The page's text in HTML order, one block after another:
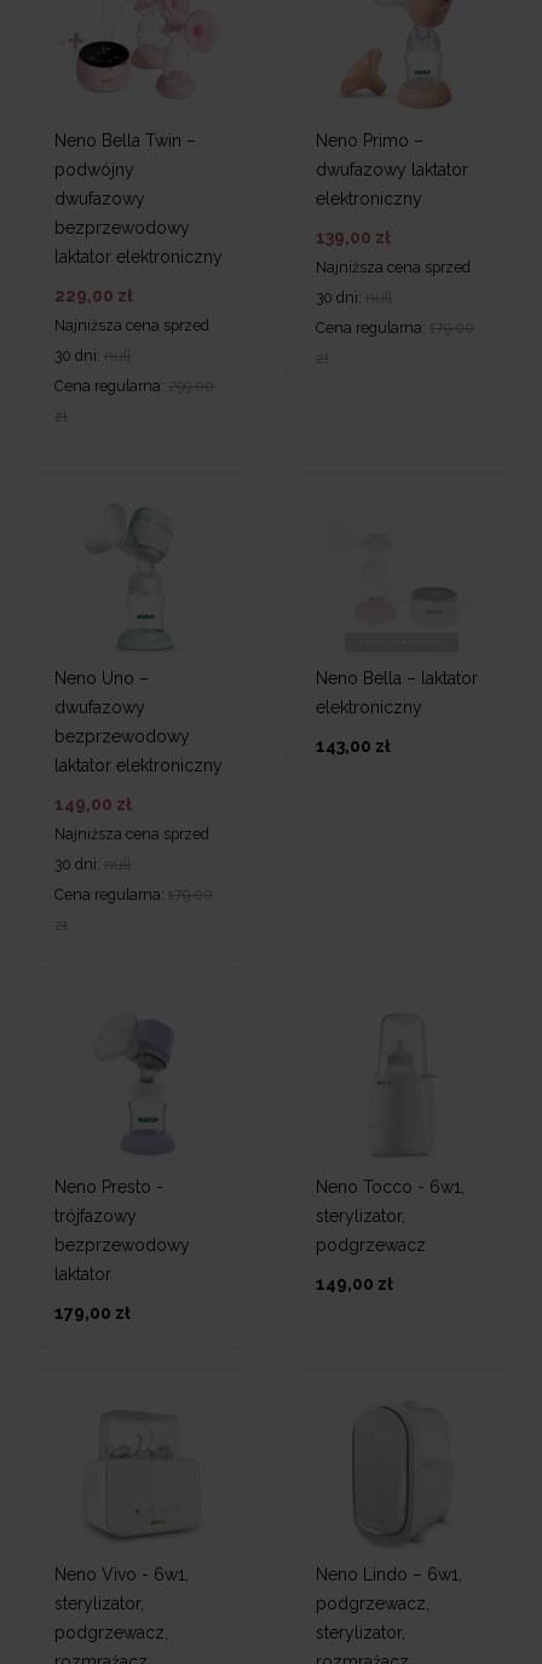
Neno Bella Twin –
podwójny
dwufazowy
bezprzewodowy
laktator elektroniczny
229,00 zł
Najniższa cena sprzed
30 dni: null
Cena regularna: 299,00
zł
Neno Primo –
dwufazowy laktator
elektroniczny
139,00 zł
Najniższa cena sprzed
30 dni: null
Cena regularna: 179,00
zł
Neno Uno –
dwufazowy
bezprzewodowy
laktator elektroniczny
149,00 zł
Najniższa cena sprzed
30 dni: null
Cena regularna: 179,00
zł
Neno Bella – laktator
elektroniczny
143,00 zł
Neno Presto -
trójfazowy
bezprzewodowy
laktator
179,00 zł
Neno Tocco - 6w1,
sterylizator,
podgrzewacz
149,00 zł
Neno Vivo - 6w1,
sterylizator,
podgrzewacz,
Neno Lindo – 6w1,
podgrzewacz,
sterylizator,